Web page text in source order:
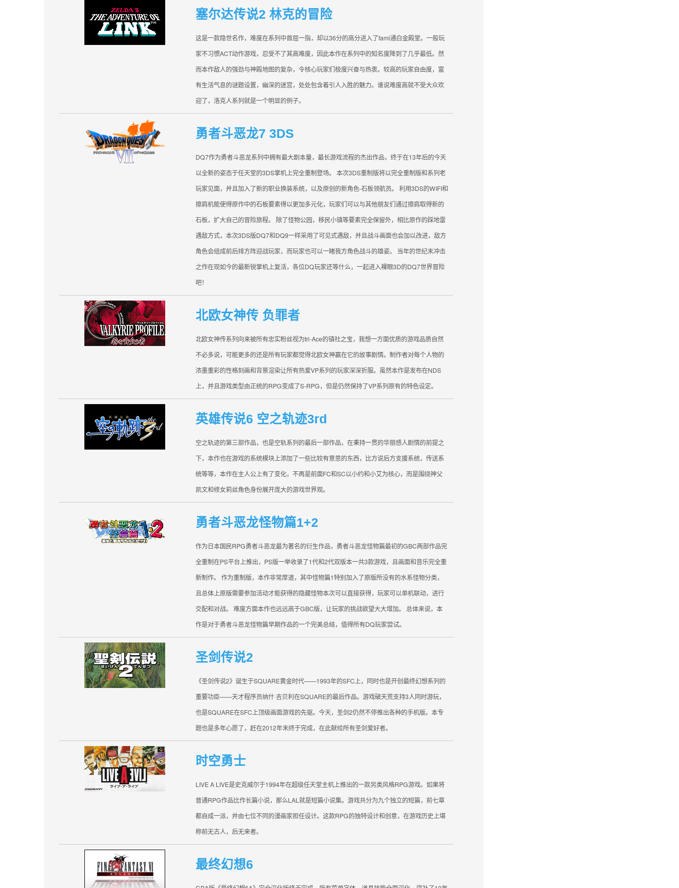
塞尔达传说2 林克的冒险
这是一款隐世名作，难度在系列中首屈一指，却以36分的高分进入了fami通白金殿堂。一般玩
家不习惯ACT动作游戏，忍受不了其高难度，因此本作在系列中的知名度降到了几乎最低。然
而本作敌人的强劲与神殿地图的复杂，令核心玩家们极度兴奋与热衷。较高的玩家自由度，富
有生活气息的谜题设置，幽深的迷宫，处处包含着引人入胜的魅力。谁说难度高就不受大众欢
迎了，洛克人系列就是一个明显的例子。
勇者斗恶龙7 3DS
DQ7作为勇者斗恶龙系列中拥有最大剧本量，最长游戏流程的杰出作品，终于在13年后的今天
以全新的姿态于任天堂的3DS掌机上完全重制登场。 本次3DS重制版将以完全重制版和系列老
玩家见面，并且加入了新的职业换装系统，以及原创的新角色-石板领航员。 利用3DS的WIFI和
擦肩机能使得原作中的石板要素得以更加多元化，玩家们可以与其他朋友们通过擦肩取得新的
石板，扩大自己的冒险旅程。 除了怪物公园，移民小镇等要素完全保留外，相比原作的踩地雷
遇敌方式，本次3DS版DQ7和DQ9一样采用了可见式遇敌，并且战斗画面也会加以改进，敌方
角色会组成前后排方阵迎战玩家，而玩家也可以一睹我方角色战斗的雄姿。 当年的世纪末冲击
之作在现如今的最新锐掌机上复活，各位DQ玩家还等什么，一起进入裸眼3D的DQ7世界冒险
吧！
北欧女神传 负罪者
北欧女神传系列向来被所有忠实粉丝视为tri-Ace的镇社之宝，我想一方面优质的游戏品质自然
不必多说，可能更多的还是所有玩家都觉得北欧女神赢在它的故事剧情。制作者对每个人物的
浓墨重彩的性格刻画和背景渲染让所有热爱VP系列的玩家深深折服。虽然本作是发布在NDS
上，并且游戏类型由正统的RPG变成了S-RPG，但是仍然保持了VP系列原有的特色设定。
英雄传说6 空之轨迹3rd
空之轨迹的第三部作品，也是空轨系列的最后一部作品，在秉持一贯的华丽感人剧情的前提之
下，本作也在游戏的系统模块上添加了一些比较有意思的东西，比方说后方支援系统，传送系
统等等，本作在主人公上有了变化，不再是前面FC和SC以小约和小艾为核心，而是围绕神父
凯文和修女莉丝角色身份展开庞大的游戏世界观。
勇者斗恶龙怪物篇1+2
作为日本国民RPG勇者斗恶龙最为著名的衍生作品，勇者斗恶龙怪物篇最初的GBC两部作品完
全重制在PS平台上推出，PS版一举收录了1代和2代双版本一共3款游戏，且画面和音乐完全重
新制作。 作为重制版，本作非常厚道，其中怪物篇1特别加入了原版所没有的水系怪物分类，
且总体上原版需要参加活动才能获得的隐藏怪物本次可以直接获得，玩家可以单机联动，进行
交配和对战。 难度方面本作也远远高于GBC版，让玩家的挑战欲望大大增加。 总体来说，本
作是对于勇者斗恶龙怪物篇早期作品的一个完美总结，值得所有DQ玩家尝试。
圣剑传说2
《圣剑传说2》诞生于SQUARE黄金时代——1993年的SFC上，同时也是开创最终幻想系列的
重要功臣——天才程序员纳什·吉贝利在SQUARE的最后作品。游戏破天荒支持3人同时游玩，
也是SQUARE在SFC上顶级画面游戏的先驱。今天，圣剑2仍然不停推出各种的手机版。本专
题也是多年心愿了，赶在2012年末终于完成，在此献给所有圣剑爱好者。
时空勇士
LIVE A LIVE是史克威尔于1994年在超级任天堂主机上推出的一款另类风格RPG游戏。如果将
普通RPG作品比作长篇小说，那么LAL就是短篇小说集。游戏共分为九个独立的短篇，前七章
都自成一派，并由七位不同的漫画家担任设计。这款RPG的独特设计和创意，在游戏历史上堪
称前无古人，后无来者。
最终幻想6